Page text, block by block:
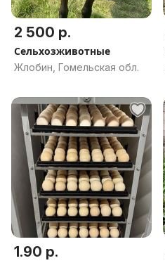
2 500 р.
Сельхозживотные
Жлобин, Гомельская обл.
1.90 р.